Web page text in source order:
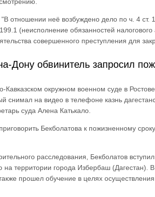
отношении неё возбуждено дело по ч. 4 ст.
(неисполнение обязанностей
совершенного преступления для
Дону обвинитель запросил
Кавказском окружном военном суде в
снимал на видео в телефоне казнь
суда Алена Катькало.
Бекболатова к пожизненному
расследования, Бекболатов
территории города Избербаш (Дагестан).
прошел обучение в целях